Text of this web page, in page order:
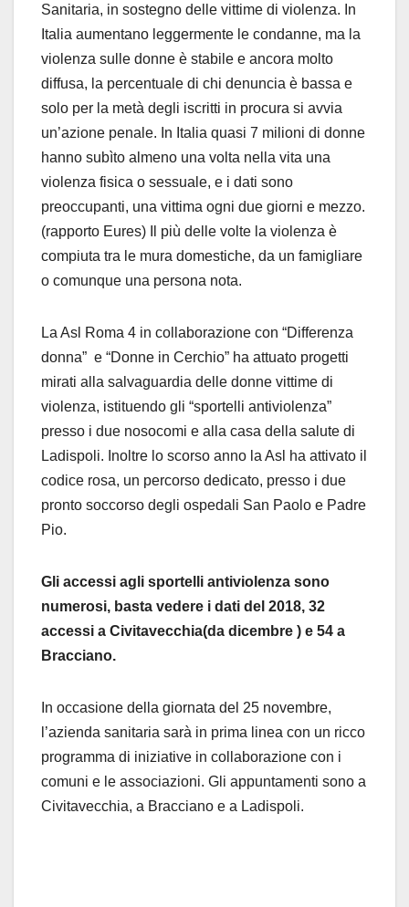
Sanitaria, in sostegno delle vittime di violenza. In
Italia aumentano leggermente le condanne, ma la
violenza sulle donne è stabile e ancora molto
diffusa, la percentuale di chi denuncia è bassa e
solo per la metà degli iscritti in procura si avvia
un’azione penale. In Italia quasi 7 milioni di donne
hanno subìto almeno una volta nella vita una
violenza fisica o sessuale, e i dati sono
preoccupanti, una vittima ogni due giorni e mezzo.
(rapporto Eures) Il più delle volte la violenza è
compiuta tra le mura domestiche, da un famigliare
o comunque una persona nota.
La Asl Roma 4 in collaborazione con “Differenza
donna” e “Donne in Cerchio” ha attuato progetti
mirati alla salvaguardia delle donne vittime di
violenza, istituendo gli “sportelli antiviolenza”
presso i due nosocomi e alla casa della salute di
Ladispoli. Inoltre lo scorso anno la Asl ha attivato il
codice rosa, un percorso dedicato, presso i due
pronto soccorso degli ospedali San Paolo e Padre
Pio.
Gli accessi agli sportelli antiviolenza sono
numerosi, basta vedere i dati del 2018, 32
accessi a Civitavecchia(da dicembre ) e 54 a
Bracciano.
In occasione della giornata del 25 novembre,
l’azienda sanitaria sarà in prima linea con un ricco
programma di iniziative in collaborazione con i
comuni e le associazioni. Gli appuntamenti sono a
Civitavecchia, a Bracciano e a Ladispoli.